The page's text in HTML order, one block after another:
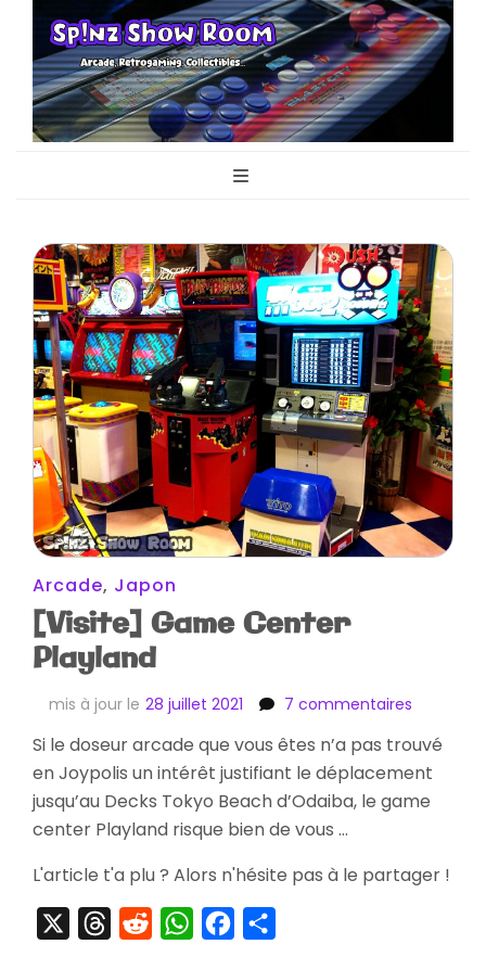
Sp!nz Show
Room
Arcade, Japon
[Visite] Game Center
Playland
mis à jour le 28 juillet 2021 7 commentaires
Game
Center
Playland
Si le doseur arcade que vous êtes n’a pas trouvé
en Joypolis un intérêt justifiant le déplacement
jusqu’au Decks Tokyo Beach d’Odaiba, le game
center Playland risque bien de vous …
L'article t'a plu ? Alors n'hésite pas à le partager !
ThreadsRedditWhatsAppFacebook